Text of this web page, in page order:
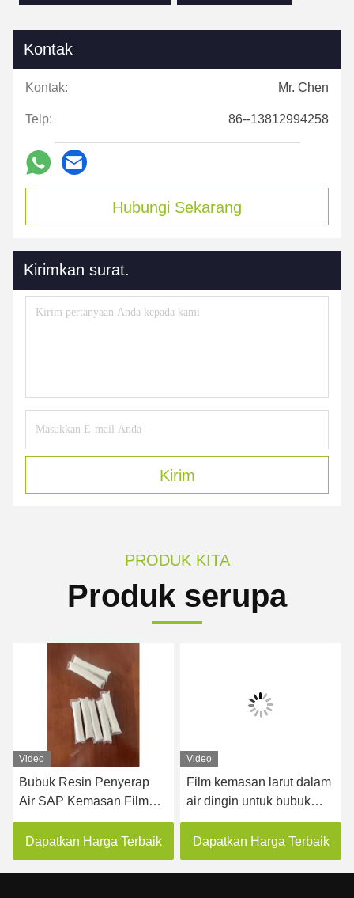
Kontak
Kontak: Mr. Chen
Telp: 86--13812994258
Hubungi Sekarang
Kirimkan surat.
Kirim
PRODUK KITA
Produk serupa
Video
Bubuk Resin Penyerap
Air SAP Kemasan Film
Larut dalam Air 35mic
Dapatkan Harga Terbaik
Video
Film kemasan larut dalam
air dingin untuk bubuk
kemasan mesin vertikal
Dapatkan Harga Terbaik